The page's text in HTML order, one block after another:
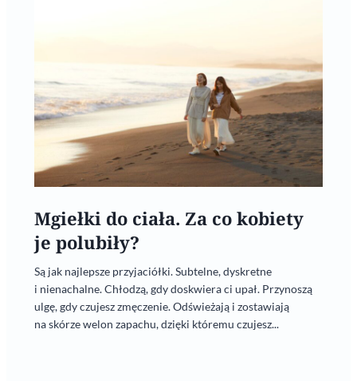
Mgiełki do ciała. Za co kobiety
je polubiły?
Są jak najlepsze przyjaciółki. Subtelne, dyskretne
i nienachalne. Chłodzą, gdy doskwiera ci upał. Przynoszą
ulgę, gdy czujesz zmęczenie. Odświeżają i zostawiają
na skórze welon zapachu, dzięki któremu czujesz...